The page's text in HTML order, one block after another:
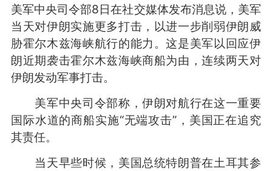
美军中央司令部8日在社交媒体发布消息说，美军
当天对伊朗实施更多打击，以进一步削弱伊朗威
胁霍尔木兹海峡航行的能力。这是美军以回应伊
朗近期袭击霍尔木兹海峡商船为由，连续两天对
伊朗发动军事打击。
美军中央司令部称，伊朗对航行在这一重要
国际水道的商船实施“无端攻击”，美国正在追究
其责任。
当天早些时候，美国总统特朗普在土耳其参